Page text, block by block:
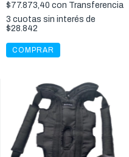
$77.873,40 con Transferencia
3 cuotas sin interés de
$28.842
COMPRAR